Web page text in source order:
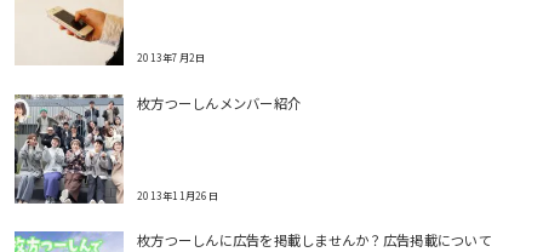
2013年7月2日
枚方つーしんメンバー紹介
2013年11月26日
枚方つーしんに広告を掲載しませんか？広告掲載について